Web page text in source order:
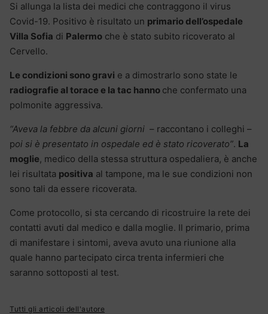
Si allunga la lista dei medici che contraggono il virus
Covid-19. Positivo è risultato un primario dell’ospedale
Villa Sofia di Palermo che è stato subito ricoverato al
Cervello.
Le condizioni sono gravi e a dimostrarlo sono state le
radiografie al torace e la tac hanno che confermato una
polmonite aggressiva.
“Aveva la febbre da alcuni giorni – raccontano i colleghi –
poi si è presentato in ospedale ed è stato ricoverato”. La
moglie, medico della stessa struttura ospedaliera, è anche
lei risultata positiva al tampone, ma le sue condizioni non
sono tali da essere ricoverata.
Come protocollo, si sta cercando di ricostruire la rete dei
contatti avuti dal medico e dalla moglie. Il primario, prima
di manifestare i sintomi, aveva avuto una riunione alla
quale hanno partecipato circa trenta infermieri che
saranno sottoposti al test.
Tutti gli articoli dell'autore